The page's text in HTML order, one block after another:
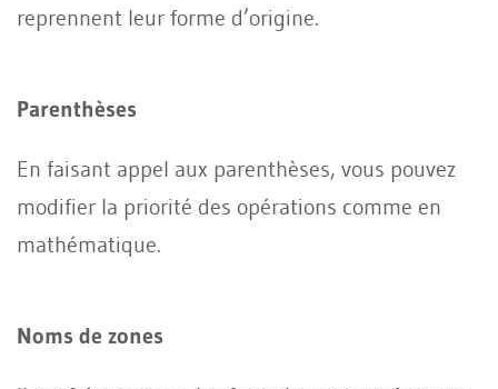
reprennent leur forme d’origine.
Parenthèses
En faisant appel aux parenthèses, vous pouvez
modifier la priorité des opérations comme en
mathématique.
Noms de zones